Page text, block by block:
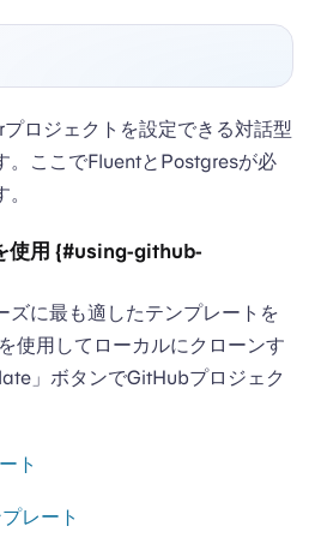
ロジェクトを設定できる対話型
。ここでFluentとPostgresが必
使用 {#using-github-
ズに最も適したテンプレートを
使用してローカルにクローンす
」ボタンでGitHubプロジェク
ト
レート